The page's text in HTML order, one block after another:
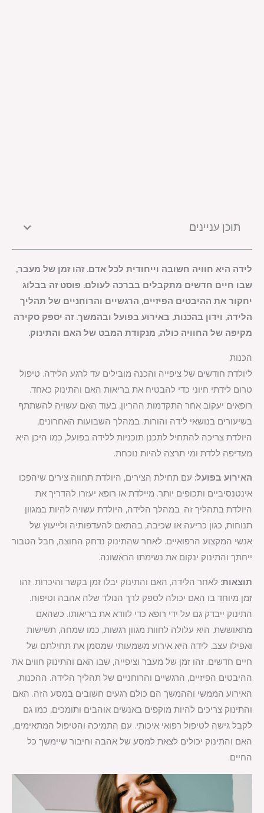
תוכן עניינים
לידה היא חוויה חשובה וייחודית לכל אדם. זהו זמן של מעבר,
שבו חיים חדשים מתקבלים בברכה לעולם. פוסט זה בבלוג
יחקור את ההיבטים הפיזיים, הרגשיים והרוחניים של תהליך
הלידה, וידון בהכנות, באירוע בפועל ובהמשך. זה יספק סקירה
מקיפה של החוויה כולה, מנקודת המבט של האם והתינוק.
הכנות
ליולדת חודשים של ציפייה והכנה מובילים עד לרגע הלידה. טיפול
טרום לידתי חיוני כדי להבטיח את בריאות האם והתינוק כאחד.
רופאים יעקוב אחר התקדמות ההריון, בעוד האם עשויה להשתתף
בשיעורים בנושאי לידה והורות. במהלך השבועות האחרונים,
היולדת צריכה להתחיל לתכנן תוכניות ללידה בפועל, כמו היכן היא
מעדיפה ללדת ומי תרצה להיות נוכחת.
האירוע בפועל: עם תחילת הצירים, היולדת תחווה צירים שיהפכו
אינטנסיביים ותכופים יותר. מיילדת או רופא יעזרו להדריך את
היולדת בתהליך זה. במהלך הלידה, היולדת עשויה להיות במגוון
תנוחות, כגון כריעה או שכיבה, בהתאם להעדפותיה ולייעוץ של
אנשי המקצוע הרפואיים. לאחר שהתינוק נדחק החוצה, חבל הטבור
ייחתך והתינוק ינקום את נשימתו הראשונה.
תוצאות: לאחר הלידה, האם והתינוק יבלו זמן בקשר והיכרות. זהו
זמן מיוחד בו האם יכולה לספק לרך הנולד שלה אהבה וטיפוח.
התינוק ייבדק גם על ידי רופא כדי לוודא את בריאותו. כשהאם
מתאוששת, היא עלולה לחוות מגוון רגשות, כמו שמחה, תשישות
ואפילו עצב. לידה היא אירוע משמעותי שמסמן את תחילתם של
חיים חדשים. זהו זמן של מעבר וציפייה, שבו האם והתינוק חווים את
ההיבטים הפיזיים, הרגשיים והרוחניים של תהליך הלידה. ההכנות,
האירוע הממשי וההמשך הם כולם רגעים חשובים במסע הזה. האם
והתינוק צריכים להיות מוקפים באנשים אוהבים ותומכים, כמו גם
לקבל גישה לטיפול רפואי איכותי. עם התמיכה והטיפול המתאימים,
האם והתינוק יכולים לצאת למסע של אהבה וחיבור שיימשך כל
החיים.